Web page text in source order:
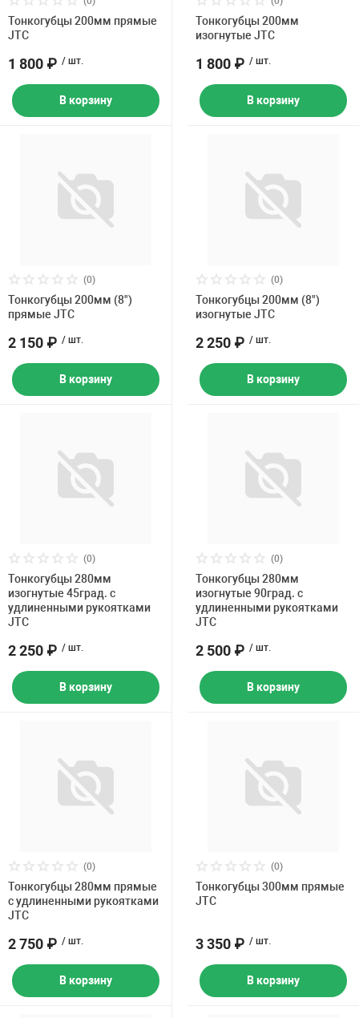
Накачка колес
Оборудование
Мотоадаптеры
Правка дисков
Разное
Тонкогубцы 200мм прямые
JTC
1 800 ₽ / шт.
В корзину
Тонкогубцы 200мм
изогнутые JTC
1 800 ₽ / шт.
В корзину
(0)
Тонкогубцы 200мм (8")
прямые JTC
2 150 ₽ / шт.
В корзину
(0)
Тонкогубцы 200мм (8")
изогнутые JTC
2 250 ₽ / шт.
В корзину
(0)
Тонкогубцы 280мм
изогнутые 45град. с
удлиненными рукоятками
JTC
2 250 ₽ / шт.
В корзину
(0)
Тонкогубцы 280мм
изогнутые 90град. с
удлиненными рукоятками
JTC
2 500 ₽ / шт.
В корзину
(0)
Тонкогубцы 280мм прямые
с удлиненными рукоятками
JTC
2 750 ₽ / шт.
В корзину
(0)
Тонкогубцы 300мм прямые
JTC
3 350 ₽ / шт.
В корзину